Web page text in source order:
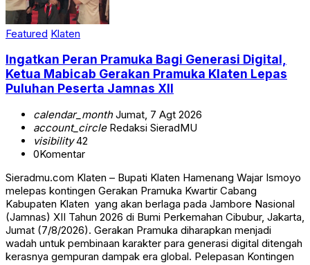
Featured Klaten
Ingatkan Peran Pramuka Bagi Generasi Digital,
Ketua Mabicab Gerakan Pramuka Klaten Lepas
Puluhan Peserta Jamnas XII
calendar_monthJumat, 7 Agt 2026
account_circleRedaksi SieradMU
visibility42
0Komentar
Sieradmu.com Klaten – Bupati Klaten Hamenang Wajar Ismoyo
melepas kontingen Gerakan Pramuka Kwartir Cabang
Kabupaten Klaten yang akan berlaga pada Jambore Nasional
(Jamnas) XII Tahun 2026 di Bumi Perkemahan Cibubur, Jakarta,
Jumat (7/8/2026). Gerakan Pramuka diharapkan menjadi
wadah untuk pembinaan karakter para generasi digital ditengah
kerasnya gempuran dampak era global. Pelepasan Kontingen